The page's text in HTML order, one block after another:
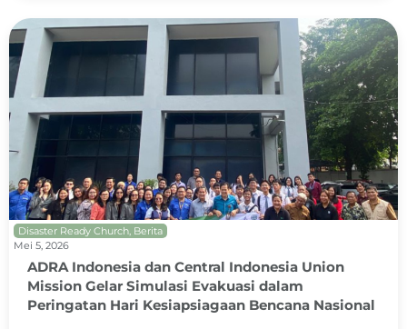
Disaster Ready Church, Berita
Mei 5, 2026
ADRA Indonesia dan Central Indonesia Union
Mission Gelar Simulasi Evakuasi dalam
Peringatan Hari Kesiapsiagaan Bencana Nasional